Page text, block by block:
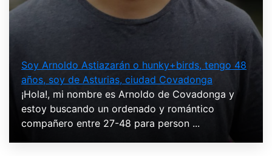
Soy Arnoldo Astiazarán o hunky+birds, tengo 48
años, soy de Asturias, ciudad Covadonga
¡Hola!, mi nombre es Arnoldo de Covadonga y
estoy buscando un ordenado y romántico
compañero entre 27-48 para person ...